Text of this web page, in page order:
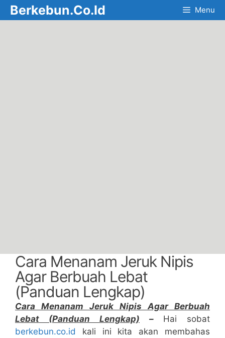
Skip
to
Berkebun.Co.Id Menu
Cara Menanam Jeruk Nipis
Agar Berbuah Lebat
(Panduan Lengkap)
Cara Menanam Jeruk Nipis Agar Berbuah
Lebat (Panduan Lengkap) – Hai sobat
berkebun.co.id kali ini kita akan membahas